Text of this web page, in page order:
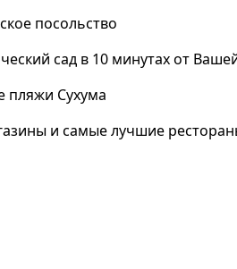
посольство
сад в 10 минутах от
пляжи Сухума
и самые лучшие